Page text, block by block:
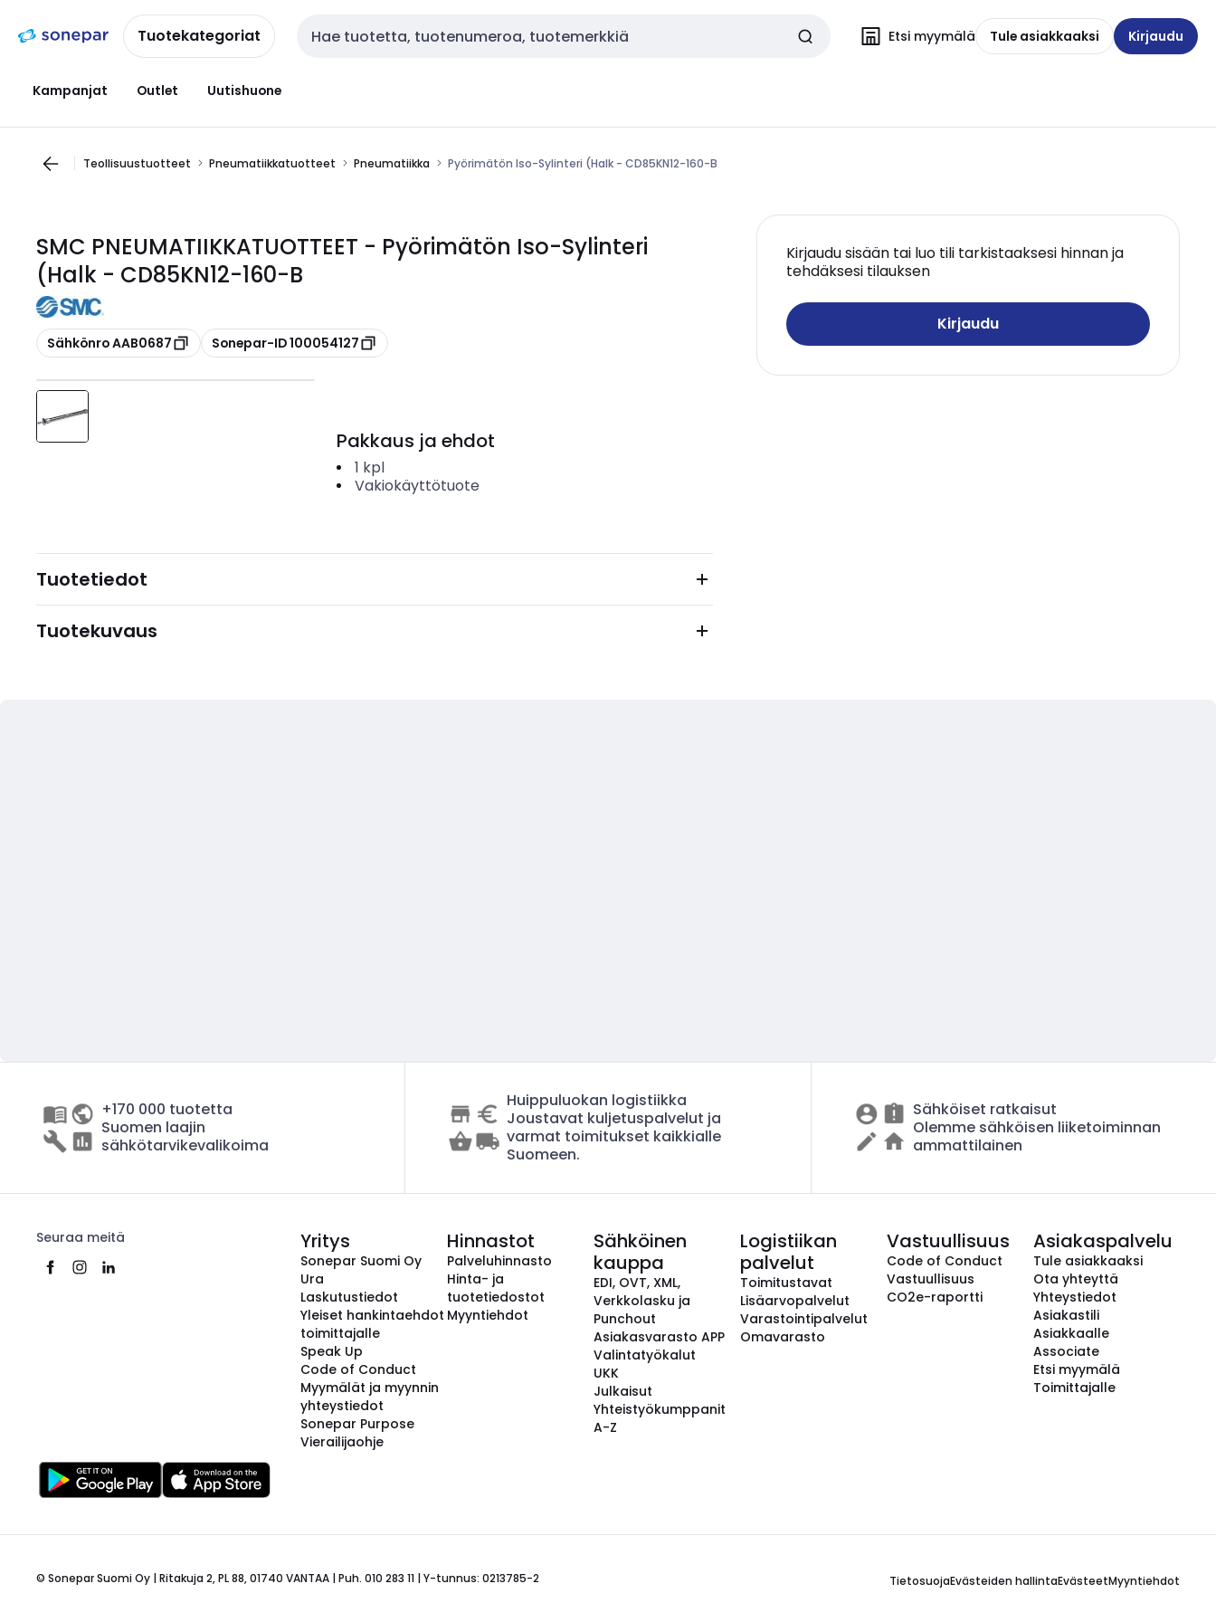
navigointiinsisältöönTuotekategoriat Haku Etsi myymälä Tule asiakkaaksi Kirjaudu
Kampanjat Outlet Uutishuone
Teollisuustuotteet Pneumatiikkatuotteet Pneumatiikka Pyörimätön Iso-Sylinteri (Halk - CD85KN12-160-B
SMC PNEUMATIIKKATUOTTEET - Pyörimätön Iso-Sylinteri
(Halk - CD85KN12-160-B
Kopioi
Sähkönro AAB0687 Kopioi
Sonepar-ID 100054127
Kirjaudu sisään tai luo tili tarkistaaksesi hinnan ja
tehdäksesi tilauksen
Kirjaudu
Pakkaus ja ehdot
1 kpl
Vakiokäyttötuote
Tuotetiedot
Tuotekuvaus
+170 000 tuotetta
Suomen laajin
sähkötarvikevalikoima
Huippuluokan logistiikka
Joustavat kuljetuspalvelut ja
varmat toimitukset kaikkialle
Suomeen.
Sähköiset ratkaisut
Olemme sähköisen liiketoiminnan
ammattilainen
Seuraa meitä Yritys
Sonepar Suomi Oy
Ura
Laskutustiedot
Yleiset hankintaehdot
toimittajalle
Speak Up
Code of Conduct
Myymälät ja myynnin
yhteystiedot
Sonepar Purpose
Vierailijaohje
Hinnastot
Palveluhinnasto
Hinta- ja
tuotetiedostot
Myyntiehdot
Sähköinen
kauppa
EDI, OVT, XML,
Verkkolasku ja
Punchout
Asiakasvarasto APP
Valintatyökalut
UKK
Julkaisut
Yhteistyökumppanit
A-Z
Logistiikan
palvelut
Toimitustavat
Lisäarvopalvelut
Varastointipalvelut
Omavarasto
Vastuullisuus
Code of Conduct
Vastuullisuus
CO2e-raportti
Asiakaspalvelu
Tule asiakkaaksi
Ota yhteyttä
Yhteystiedot
Asiakastili
Asiakkaalle
Associate
Etsi myymälä
Toimittajalle
© Sonepar Suomi Oy | Ritakuja 2, PL 88, 01740 VANTAA | Puh. 010 283 11 | Y-tunnus: 0213785-2 TietosuojaEvästeiden hallintaEvästeetMyyntiehdot